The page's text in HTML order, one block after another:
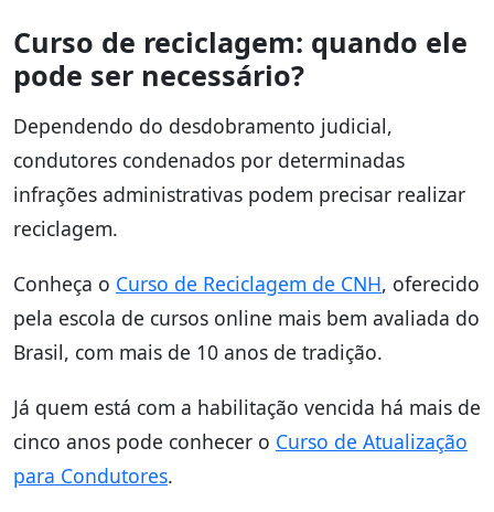
Curso de reciclagem: quando ele
pode ser necessário?
Dependendo do desdobramento judicial,
condutores condenados por determinadas
infrações administrativas podem precisar realizar
reciclagem.
Conheça o Curso de Reciclagem de CNH, oferecido
pela escola de cursos online mais bem avaliada do
Brasil, com mais de 10 anos de tradição.
Já quem está com a habilitação vencida há mais de
cinco anos pode conhecer o Curso de Atualização
para Condutores.